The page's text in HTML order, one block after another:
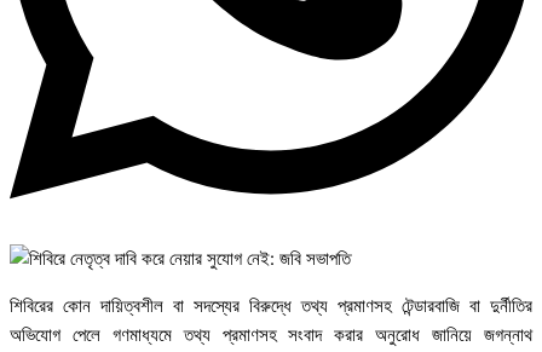
শিবিরের কোন দায়িত্বশীল বা সদস্যের বিরুদ্ধে তথ্য প্রমাণসহ টেন্ডারবাজি বা দুর্নীতির
অভিযোগ পেলে গণমাধ্যমে তথ্য প্রমাণসহ সংবাদ করার অনুরোধ জানিয়ে জগন্নাথ